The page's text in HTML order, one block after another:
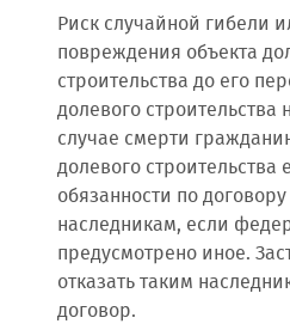
Риск случайной гибели
повреждения объекта
строительства до его
долевого строительства
случае смерти
долевого строительства
обязанности по
наследникам, если
предусмотрено иное.
отказать таким
договор.